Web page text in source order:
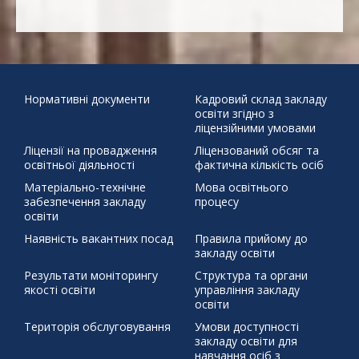
24
25 26 27 28 29
30
додому"
життя Святий Миколай ЦЕЙ ДЕНЬ В ІСТОРІЇ 30 березня 1392 р.
демонстраційний урок захист проєктів
писанка
профорієнтація тиждень права
Нормативні документи
Кадровий склад закладу
освіти згідно з
ліцензійними умовами
Ліцензії на провадження
освітньої діяльності
Ліцензований обсяг та
фактична кількість осіб
Матеріально-технічне
забезпечення закладу
освіти
Мова освітнього
процесу
Наявність вакантних посад
Правила прийому до
закладу освіти
Результати моніторингу
якості освіти
Структура та органи
управління закладу
освіти
Територія обслуговування
Умови доступності
закладу освіти для
навчання осіб з